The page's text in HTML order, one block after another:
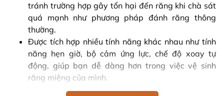
tránh trường hợp gây tổn hại đến răng khi chà sát
quá mạnh như phương pháp đánh răng thông
thường.
Được tích hợp nhiều tính năng khác nhau như tính
năng hẹn giờ, bộ cảm ứng lực, chế độ xoay tự
động, giúp bạn dễ dàng hơn trong việc vệ sinh
răng miệng của mình.
Sản phẩm sử dụng pin sạc, thiết kế gọn nhẹ mang